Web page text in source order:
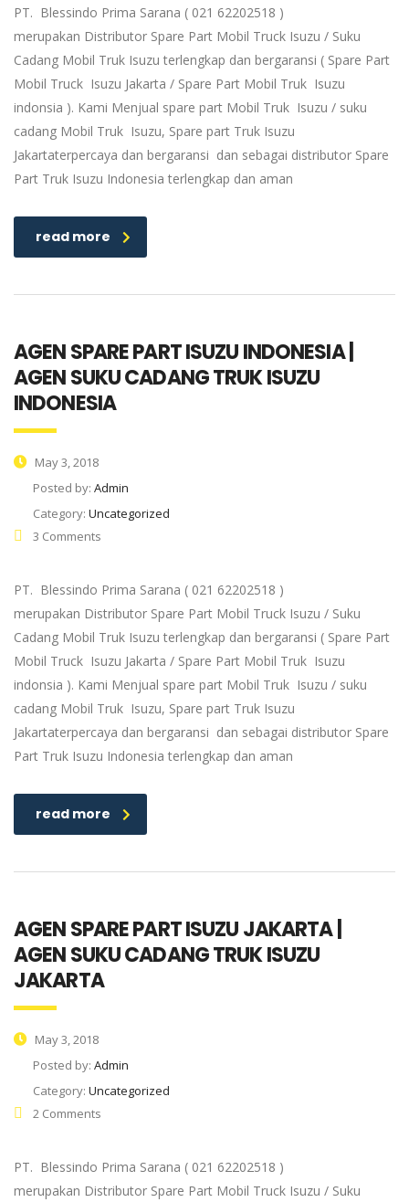
PT. Blessindo Prima Sarana ( 021 62202518 )
merupakan Distributor Spare Part Mobil Truck Isuzu / Suku
Cadang Mobil Truk Isuzu terlengkap dan bergaransi ( Spare Part
Mobil Truck Isuzu Jakarta / Spare Part Mobil Truk Isuzu
indonsia ). Kami Menjual spare part Mobil Truk Isuzu / suku
cadang Mobil Truk Isuzu, Spare part Truk Isuzu
Jakartaterpercaya dan bergaransi dan sebagai distributor Spare
Part Truk Isuzu Indonesia terlengkap dan aman
read more
AGEN SPARE PART ISUZU INDONESIA |
AGEN SUKU CADANG TRUK ISUZU
INDONESIA
May 3, 2018
Posted by: Admin
Category: Uncategorized
3 Comments
PT. Blessindo Prima Sarana ( 021 62202518 )
merupakan Distributor Spare Part Mobil Truck Isuzu / Suku
Cadang Mobil Truk Isuzu terlengkap dan bergaransi ( Spare Part
Mobil Truck Isuzu Jakarta / Spare Part Mobil Truk Isuzu
indonsia ). Kami Menjual spare part Mobil Truk Isuzu / suku
cadang Mobil Truk Isuzu, Spare part Truk Isuzu
Jakartaterpercaya dan bergaransi dan sebagai distributor Spare
Part Truk Isuzu Indonesia terlengkap dan aman
read more
AGEN SPARE PART ISUZU JAKARTA |
AGEN SUKU CADANG TRUK ISUZU
JAKARTA
May 3, 2018
Posted by: Admin
Category: Uncategorized
2 Comments
PT. Blessindo Prima Sarana ( 021 62202518 )
merupakan Distributor Spare Part Mobil Truck Isuzu / Suku